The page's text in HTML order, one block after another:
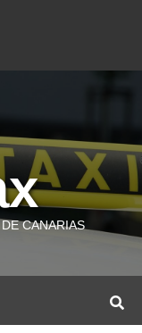
CANARIAS